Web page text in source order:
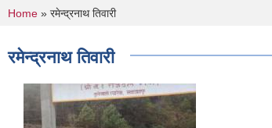
You are here
Home » रमेन्द्रनाथ तिवारी
रमेन्द्रनाथ तिवारी